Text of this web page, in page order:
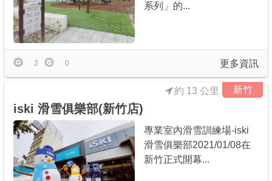
系列」的...
更多資訊
2 0
新竹
iski 滑雪俱樂部(新竹店)
約 13 公里
專業室內滑雪訓練場-iski
滑雪俱樂部2021/01/08在
新竹正式開幕...